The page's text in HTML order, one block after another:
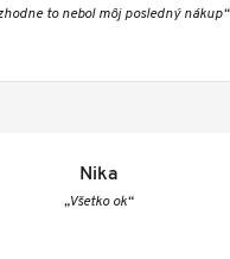
to nebol môj posledný nákup“
Nika
„Všetko ok“